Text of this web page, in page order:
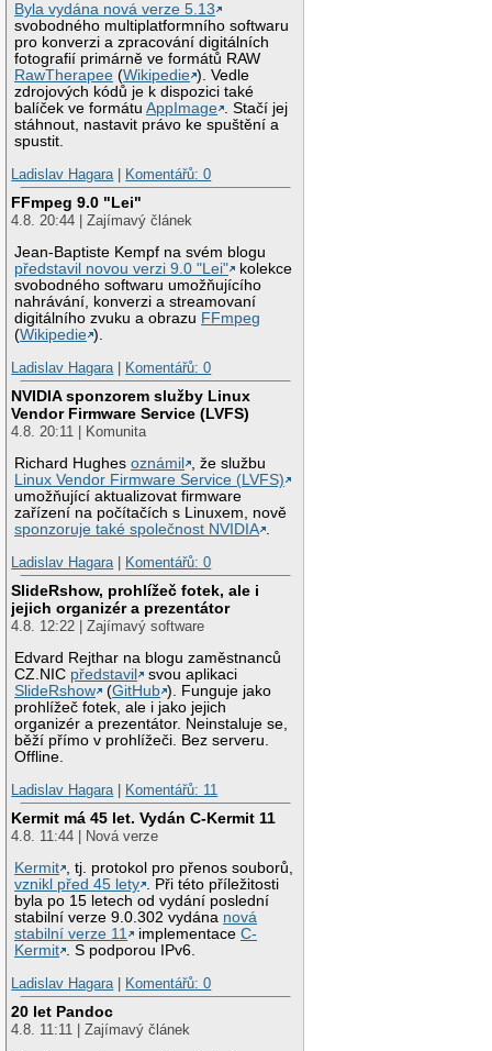
Byla vydána nová verze 5.13
svobodného multiplatformního softwaru
pro konverzi a zpracování digitálních
fotografií primárně ve formátů RAW
RawTherapee (Wikipedie ). Vedle
zdrojových kódů je k dispozici také
balíček ve formátuAppImage . Stačí jej
stáhnout, nastavit právo ke spuštění a
spustit.
Ladislav Hagara
Komentářů: 0
FFmpeg 9.0 "Lei"
4.8. 20:44 | Zajímavý článek
Jean-Baptiste Kempf na svém blogu
představil novou verzi 9.0 "Lei"
kolekce
svobodného softwaru umožňujícího
nahrávání, konverzi a streamovaní
digitálního zvuku a obrazu FFmpeg
(Wikipedie ).
Ladislav Hagara
Komentářů: 0
NVIDIA sponzorem služby Linux
Vendor Firmware Service (LVFS)
4.8. 20:11 | Komunita
Richard Hughesoznámil
, že službu
Linux Vendor Firmware Service (LVFS)
umožňující aktualizovat firmware
zařízení na počítačích s Linuxem, nově
sponzoruje také společnost NVIDIA .
Ladislav Hagara | Komentářů: 0
SlideRshow, prohlížeč fotek, ale i
jejich organizér a prezentátor
4.8. 12:22 | Zajímavý software
Edvard Rejthar na blogu zaměstnanců
CZ.NIC představil
svou aplikaci
SlideRshow
(GitHub ). Funguje jako
prohlížeč fotek, ale i jako jejich
organizér a prezentátor. Neinstaluje se,
běží přímo v prohlížeči. Bez serveru.
Offline.
Ladislav Hagara | Komentářů: 11
Kermit má 45 let. Vydán C-Kermit 11
4.8. 11:44 | Nová verze
Kermit , tj. protokol pro přenos souborů,
vznikl před 45 lety . Při této příležitosti
byla po 15 letech od vydání poslední
stabilní verze 9.0.302 vydána nová
stabilní verze 11
implementaceC-
Kermit . S podporou IPv6.
Ladislav Hagara | Komentářů: 0
20 let Pandoc
4.8. 11:11 | Zajímavý článek